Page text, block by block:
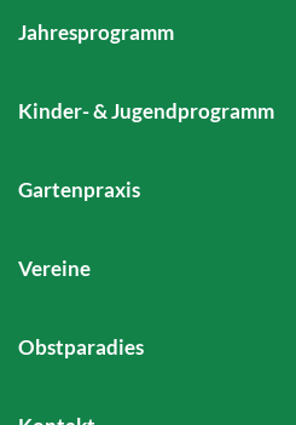
Jahresprogramm
Kinder- & Jugendprogramm
Gartenpraxis
Vereine
Obstparadies